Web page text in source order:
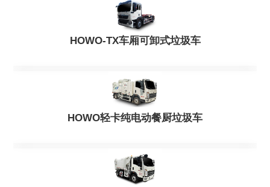
HOWO-TX车厢可卸式垃圾车
HOWO轻卡纯电动餐厨垃圾车